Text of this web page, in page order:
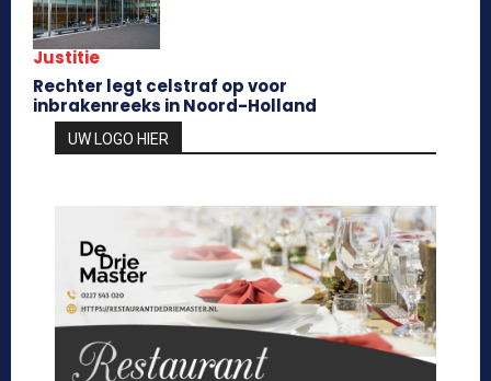
Justitie
Rechter legt celstraf op voor
inbrakenreeks in Noord-Holland
UW LOGO HIER